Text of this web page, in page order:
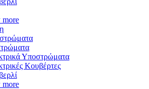
more
Υποστρώματα
Κουβέρτες
more